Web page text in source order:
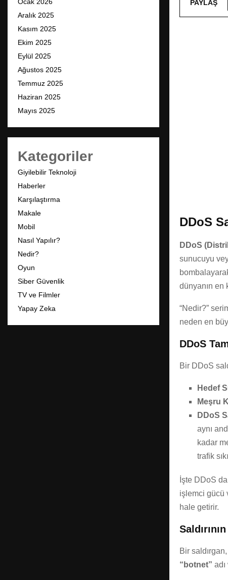
PAYLAŞ
DDoS
DDoS
sunucuyu
dünyanın en
“Nedir?”
neden en
DDoS
Bir DDoS
Hedef
Meşru
DDoS
aynı
kadar
trafik
İşte DDoS
işlemci gücü
hale getirir.
Bir
“botnet”
Aralık 2025
Kasım 2025
Ekim 2025
Eylül 2025
Ağustos 2025
Temmuz 2025
Haziran 2025
Mayıs 2025
Kategoriler
Giyilebilir Teknoloji
Haberler
Karşılaştırma
Makale
Mobil
Nasıl Yapılır?
Nedir?
Oyun
Siber Güvenlik
TV ve Filmler
Yapay Zeka